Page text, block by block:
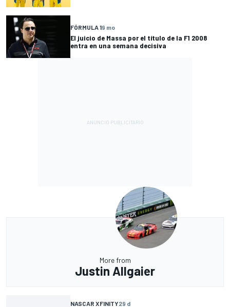
FÓRMULA 19 mo
El juicio de Massa por el título de la F1 2008
entra en una semana decisiva
More from
Justin Allgaier
NASCAR XFINITY29 d